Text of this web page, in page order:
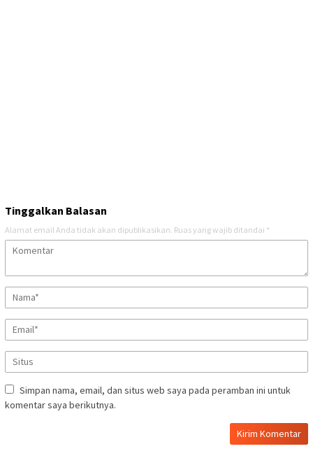
Tinggalkan Balasan
Alamat email Anda tidak akan dipublikasikan. Ruas yang wajib ditandai *
Simpan nama, email, dan situs web saya pada peramban ini untuk
komentar saya berikutnya.